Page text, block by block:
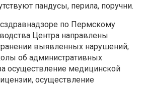
пандусы, перила, поручни.
по Пермскому
Центра направлены
выявленных нарушений;
об административных
осуществление медицинской
осуществление